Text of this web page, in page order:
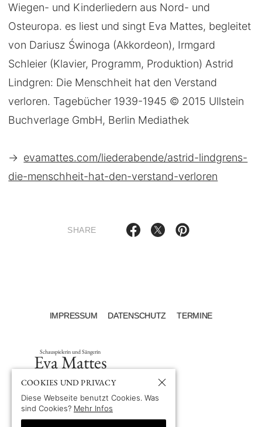
Wiegen- und Kinderliedern aus Nord- und
Osteuropa. es liest und singt Eva Mattes, begleitet
von Dariusz Świnoga (Akkordeon), Irmgard
Schleier (Klavier, Programm, Produktion) Astrid
Lindgren: Die Menschheit hat den Verstand
verloren. Tagebücher 1939-1945 © 2015 Ullstein
Buchverlage GmbH, Berlin Mediathek
→ evamattes.com/liederabende/astrid-lindgrens-
die-menschheit-hat-den-verstand-verloren
SHARE
IMPRESSUM DATENSCHUTZ TERMINE
Schauspielerin und Sängerin
Eva Mattes
COOKIES UND PRIVACY
Diese Webseite benutzt Cookies. Was
sind Cookies? Mehr Infos